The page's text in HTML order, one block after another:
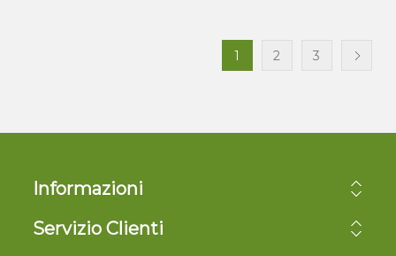
1 2 3
Informazioni
Servizio Clienti